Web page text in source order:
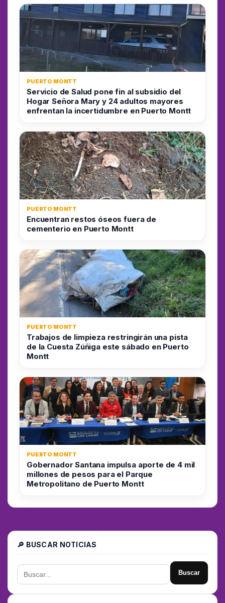
PUERTO MONTT
Servicio de Salud pone fin al subsidio del
Hogar Señora Mary y 24 adultos mayores
enfrentan la incertidumbre en Puerto Montt
PUERTO MONTT
Encuentran restos óseos fuera de
cementerio en Puerto Montt
PUERTO MONTT
Trabajos de limpieza restringirán una pista
de la Cuesta Zúñiga este sábado en Puerto
Montt
PUERTO MONTT
Gobernador Santana impulsa aporte de 4 mil
millones de pesos para el Parque
Metropolitano de Puerto Montt
🔎 BUSCAR NOTICIAS
Buscar